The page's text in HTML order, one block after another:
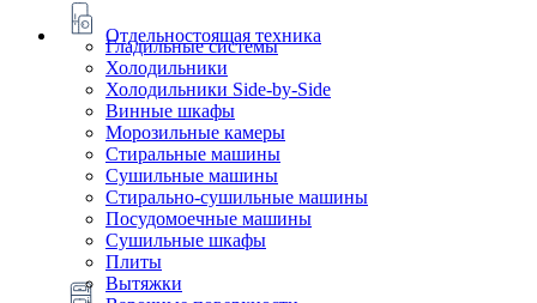
Отдельностоящая техника
Гладильные системы
Холодильники
Холодильники Side-by-Side
Винные шкафы
Морозильные камеры
Стиральные машины
Сушильные машины
Стирально-сушильные машины
Посудомоечные машины
Сушильные шкафы
Плиты
Вытяжки